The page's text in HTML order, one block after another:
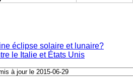
éclipse solaire et lunaire?
le Italie et États Unis
à jour le 2015-06-29